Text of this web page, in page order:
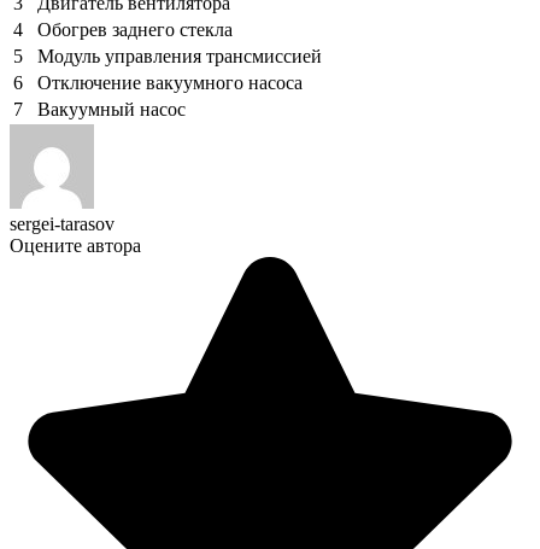
4
Обогрев заднего стекла
5
Модуль управления трансмиссией
6
Отключение вакуумного насоса
7
Вакуумный насос
sergei-tarasov
Оцените автора